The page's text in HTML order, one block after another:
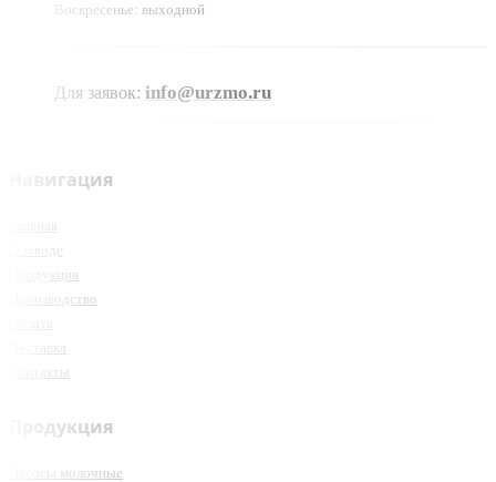
Воскресенье: выходной
Для заявок: info@urzmo.ru
Навигация
Главная
О заводе
Продукция
Производство
Доставка
Контакты
Продукция
Насосы молочные